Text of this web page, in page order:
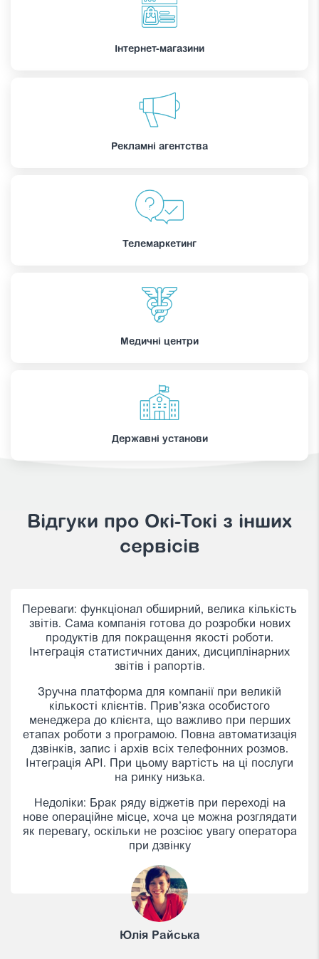
Інтернет-магазини
Рекламні агентства
Телемаркетинг
Медичні центри
Державні установи
Відгуки про Oкі-Токі з інших
сервісів
Працюємо з Окі вже більше 5 років. Відмінний
сервіс для реалізації проектів та за дуже гарну
ціну. Є люди — платіть, немає людей не платіть.
Реалізували вже велику кількість проектів на
платформі Окі. Дуже зручні віджети для
Якщо хочете швидко запустити проект, який буде
стабільно працювати, однозначно радимо Окі. У
нас не було ситуацій за 5 років щоб Окі не
працювало більше 4-5 хвилин і це трапляється
дуже рідко.
Богдан Кошевий